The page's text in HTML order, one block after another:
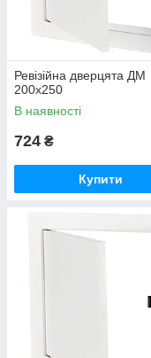
Ревізійна дверцята ДМ
200х250
В наявності
724 ₴
Купити